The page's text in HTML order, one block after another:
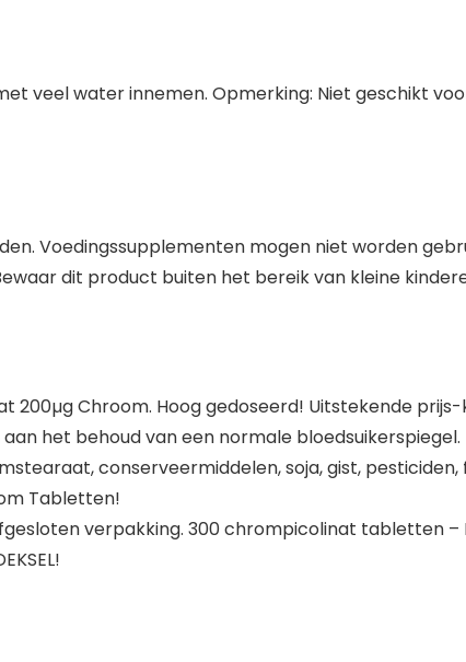
veel water innemen. Opmerking: Niet geschikt
Voedingssupplementen mogen niet worden
dit product buiten het bereik van kleine
200µg Chroom. Hoog gedoseerd! Uitstekende
het behoud van een normale bloedsuikerspiegel.
conserveermiddelen, soja, gist,
Tabletten!
verpakking. 300 chrompicolinat tabletten